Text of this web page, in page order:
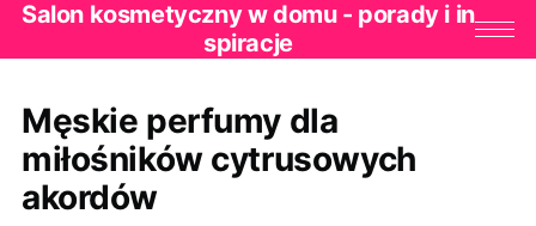
Salon kosmetyczny w domu - porady i in
spiracje
Męskie perfumy dla
miłośników cytrusowych
akordów